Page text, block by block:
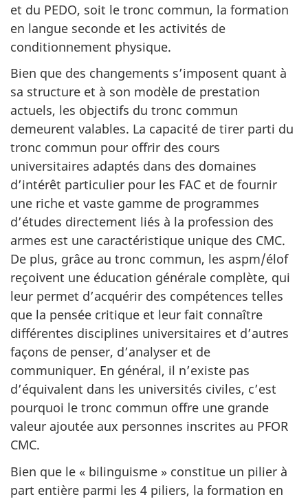
et du PEDO, soit le tronc commun, la formation
en langue seconde et les activités de
conditionnement physique.
Bien que des changements s’imposent quant à
sa structure et à son modèle de prestation
actuels, les objectifs du tronc commun
demeurent valables. La capacité de tirer parti du
tronc commun pour offrir des cours
universitaires adaptés dans des domaines
d’intérêt particulier pour les FAC et de fournir
une riche et vaste gamme de programmes
d’études directement liés à la profession des
armes est une caractéristique unique des CMC.
De plus, grâce au tronc commun, les aspm/élof
reçoivent une éducation générale complète, qui
leur permet d’acquérir des compétences telles
que la pensée critique et leur fait connaître
différentes disciplines universitaires et d’autres
façons de penser, d’analyser et de
communiquer. En général, il n’existe pas
d’équivalent dans les universités civiles, c’est
pourquoi le tronc commun offre une grande
valeur ajoutée aux personnes inscrites au PFOR
CMC.
Bien que le « bilinguisme » constitue un pilier à
part entière parmi les 4 piliers, la formation en